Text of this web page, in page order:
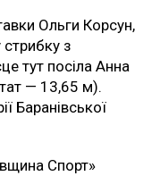
Ольги Корсун,
з
тут посіла Анна
— 13,65 м).
Баранівської
Спорт»